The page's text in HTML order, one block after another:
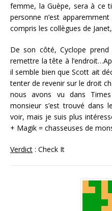
femme, la Guèpe, sera à ce
personne n’est
compris les collègues de
De son côté, Cyclope
remettre la tête à
il semble bien que Scott ait
tenter de revenir sur le droit
nous avons vu dans
monsieur s’est trouvé dans
voir, mais je suis plus
+ Magik = chasseuses de
Verdict : Check It